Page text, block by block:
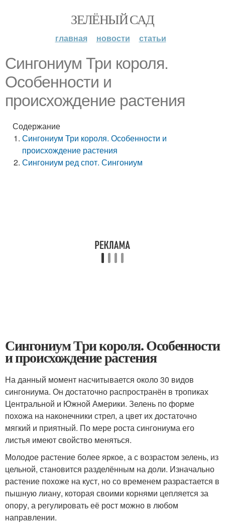
ЗЕЛЁНЫЙ САД
главная новости статьи
Сингониум Три короля.
Особенности и
происхождение растения
Содержание
Сингониум Три короля. Особенности и
происхождение растения
Сингониум ред спот. Сингониум
Сингониум Три короля. Особенности
и происхождение растения
На данный момент насчитывается около 30 видов
сингониума. Он достаточно распространён в тропиках
Центральной и Южной Америки. Зелень по форме
похожа на наконечники стрел, а цвет их достаточно
мягкий и приятный. По мере роста сингониума его
листья имеют свойство меняться.
Молодое растение более яркое, а с возрастом зелень, из
цельной, становится разделённым на доли. Изначально
растение похоже на куст, но со временем разрастается в
пышную лиану, которая своими корнями цепляется за
опору, а регулировать её рост можно в любом
направлении.